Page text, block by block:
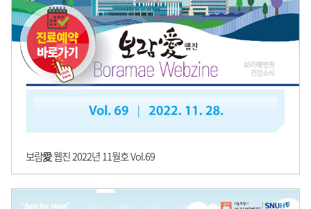
보람愛 웹진 2022년 11월호 Vol.69